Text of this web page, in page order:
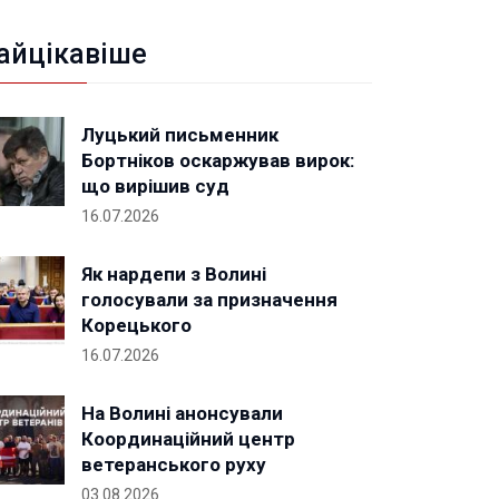
Луцький письменник
Бортніков оскаржував вирок:
що вирішив суд
16.07.2026
Як нардепи з Волині
голосували за призначення
Корецького
16.07.2026
На Волині анонсували
Координаційний центр
ветеранського руху
03.08.2026